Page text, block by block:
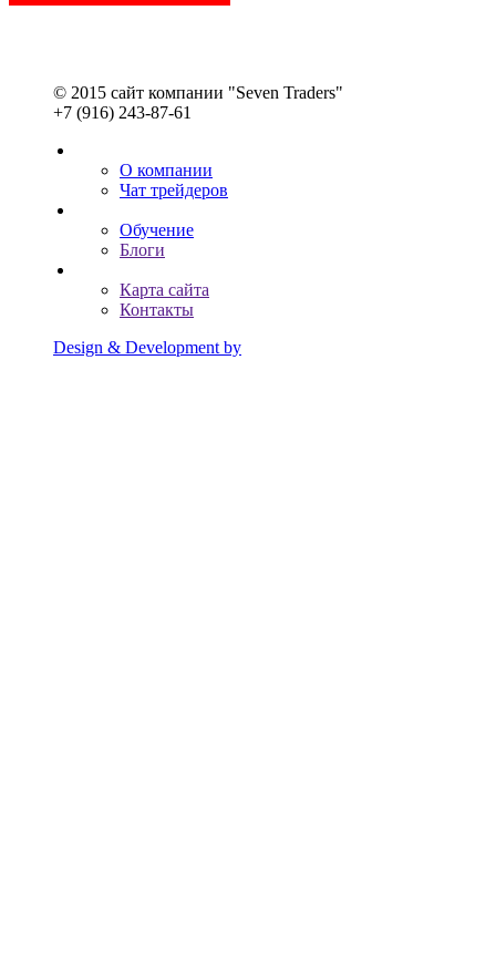
© 2015 сайт компании "Seven Traders"
+7 (916) 243-87-61
О компании
Чат трейдеров
Обучение
Блоги
Карта сайта
Контакты
Design & Development by